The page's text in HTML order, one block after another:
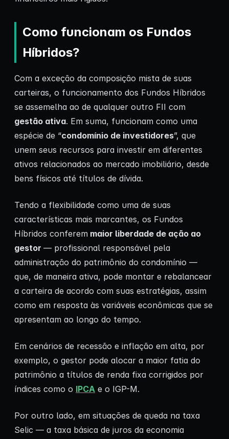
Como funcionam os Fundos
Híbridos?
Com a exceção da composição mista de suas
carteiras, o funcionamento dos Fundos Híbridos
se assemelha ao de qualquer outro FII com
gestão ativa. Em suma, funcionam como uma
espécie de “condomínio de investidores”, que
unem seus recursos para investir em diferentes
ativos relacionados ao mercado imobiliário, desde
bens físicos até títulos de dívida.
Tendo a flexibilidade como uma de suas
características mais marcantes, os Fundos
Híbridos conferem maior liberdade de ação ao
gestor — profissional responsável pela
administração do patrimônio do condomínio —
que, de maneira ativa, pode montar e rebalancear
a carteira de acordo com suas estratégias, assim
como em resposta às variáveis econômicas que se
apresentam ao longo do tempo.
Em cenários de recessão e inflação em alta, por
exemplo, o gestor pode alocar a maior fatia do
patrimônio a títulos de renda fixa corrigidos por
índices como o IPCA e o IGP-M.
Por outro lado, em situações de queda na taxa
Selic — a taxa básica de juros da economia